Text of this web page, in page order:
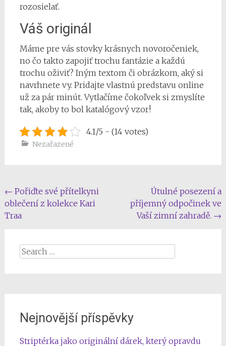
rozosielať.
Váš originál
Máme pre vás stovky krásnych novoročeniek,
no čo takto zapojiť trochu fantázie a každú
trochu oživiť? Iným textom či obrázkom, aký si
navrhnete vy. Pridajte vlastnú predstavu online
už za pár minút. Vytlačíme čokoľvek si zmyslíte
tak, akoby to bol katalógový vzor!
4.1/5 - (14 votes)
Nezařazené
Post
navigation
← Pořiďte své přítelkyni
oblečení z kolekce Kari
Traa
Útulné posezení a
příjemný odpočinek ve
Vaší zimní zahradě. →
Search
Nejnovější příspěvky
Striptérka jako originální dárek, který opravdu